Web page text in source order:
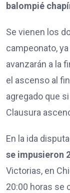
balompié
Se vienen los
campeonato,
avanzarán a la
el ascenso al
agregado que
Clausura
En la ida
se impusieron
Victorias, en
20:00 horas se